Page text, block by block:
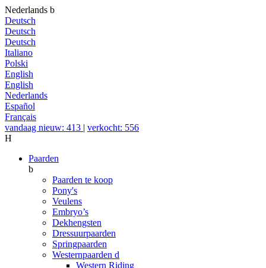
Nederlands b
Deutsch
Deutsch
Deutsch
Italiano
Polski
English
English
Nederlands
Español
Français
vandaag nieuw: 413 | verkocht: 556
H
Paarden
b
Paarden te koop
Pony's
Veulens
Embryo’s
Dekhengsten
Dressuurpaarden
Springpaarden
Westernpaarden d
Western Riding